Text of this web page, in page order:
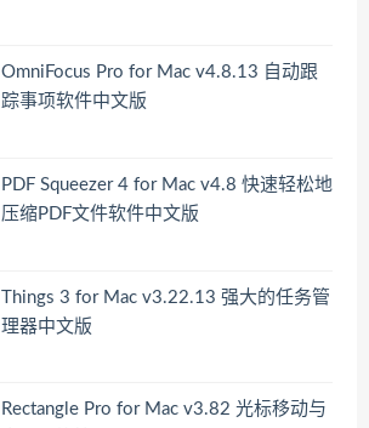
OmniFocus Pro for Mac v4.8.13 自动跟
踪事项软件中文版
PDF Squeezer 4 for Mac v4.8 快速轻松地
压缩PDF文件软件中文版
Things 3 for Mac v3.22.13 强大的任务管
理器中文版
Rectangle Pro for Mac v3.82 光标移动与